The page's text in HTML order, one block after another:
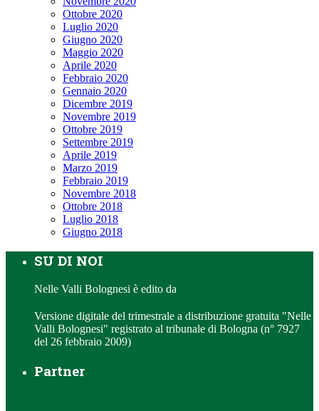
Ottobre 2020
Luglio 2020
Giugno 2020
Maggio 2020
Aprile 2020
Febbraio 2020
Gennaio 2020
Dicembre 2019
Novembre 2019
Ottobre 2019
Settembre 2019
Aprile 2019
Marzo 2019
Febbraio 2019
Novembre 2018
Ottobre 2018
Luglio 2018
Giugno 2018
SU DI NOI
Nelle Valli Bolognesi è edito da
Versione digitale del trimestrale a distribuzione gratuita "Nelle
Valli Bolognesi" registrato al tribunale di Bologna (n° 7927
del 26 febbraio 2009)
Partner